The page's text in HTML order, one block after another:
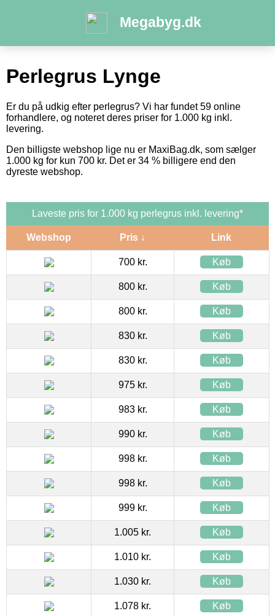
Megabyg.dk
Perlegrus Lynge
Er du på udkig efter perlegrus? Vi har fundet 59 online
forhandlere, og noteret deres priser for 1.000 kg inkl.
levering.
Den billigste webshop lige nu er MaxiBag.dk, som sælger
1.000 kg for kun 700 kr. Det er 34 % billigere end den
dyreste webshop.
Laveste pris for 1.000 kg perlegrus inkl. levering*
Webshop Pris ↓ Link
700 kr. Køb
800 kr. Køb
800 kr. Køb
830 kr. Køb
830 kr. Køb
975 kr. Køb
983 kr. Køb
990 kr. Køb
998 kr. Køb
998 kr. Køb
999 kr. Køb
1.005 kr. Køb
1.010 kr. Køb
1.030 kr. Køb
1.078 kr. Køb